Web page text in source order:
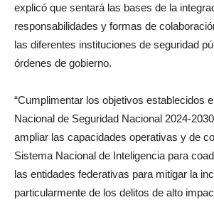
explicó que sentará las bases de la
responsabilidades y formas de
las diferentes instituciones de seguridad
órdenes de gobierno.
“Cumplimentar los objetivos establecidos
Nacional de Seguridad Nacional 2024-
ampliar las capacidades operativas y de
Sistema Nacional de Inteligencia para
las entidades federativas para mitigar la
particularmente de los delitos de alto